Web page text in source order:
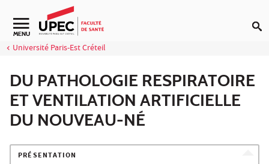
Aller au contenu
Navigation secondaire
MENU
Université Paris-Est Créteil
DU PATHOLOGIE RESPIRATOIRE
ET VENTILATION ARTIFICIELLE
DU NOUVEAU-NÉ
PRÉSENTATION